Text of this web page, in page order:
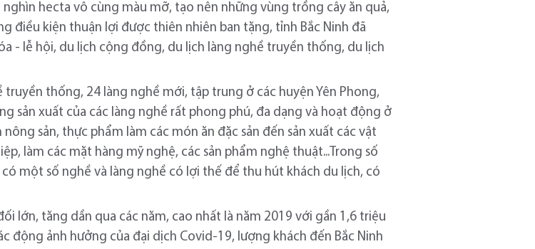
hecta vô cùng màu mỡ, tạo nên những vùng trồng cây ăn quả,
điều kiện thuận lợi được thiên nhiên ban tặng, tỉnh Bắc Ninh đã
- lễ hội, du lịch cộng đồng, du lịch làng nghề truyền thống, du lịch
truyền thống, 24 làng nghề mới, tập trung ở các huyện Yên Phong,
sản xuất của các làng nghề rất phong phú, đa dạng và hoạt động ở
sản, thực phẩm làm các món ăn đặc sản đến sản xuất các vật
làm các mặt hàng mỹ nghệ, các sản phẩm nghệ thuật...Trong số
một số nghề và làng nghề có lợi thế để thu hút khách du lịch, có
lớn, tăng dần qua các năm, cao nhất là năm 2019 với gần 1,6 triệu
động ảnh hưởng của đại dịch Covid-19, lượng khách đến Bắc Ninh